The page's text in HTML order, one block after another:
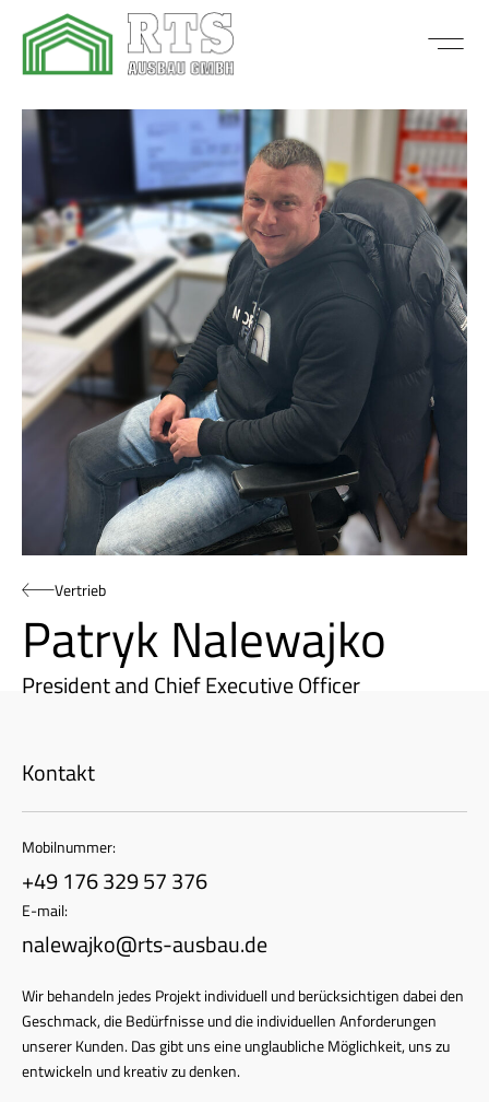
Vertrieb
Patryk Nalewajko
President and Chief Executive Officer
Kontakt
Mobilnummer:
+49 176 329 57 376
E-mail:
nalewajko@rts-ausbau.de
Wir behandeln jedes Projekt individuell und berücksichtigen dabei den
Geschmack, die Bedürfnisse und die individuellen Anforderungen
unserer Kunden. Das gibt uns eine unglaubliche Möglichkeit, uns zu
entwickeln und kreativ zu denken.